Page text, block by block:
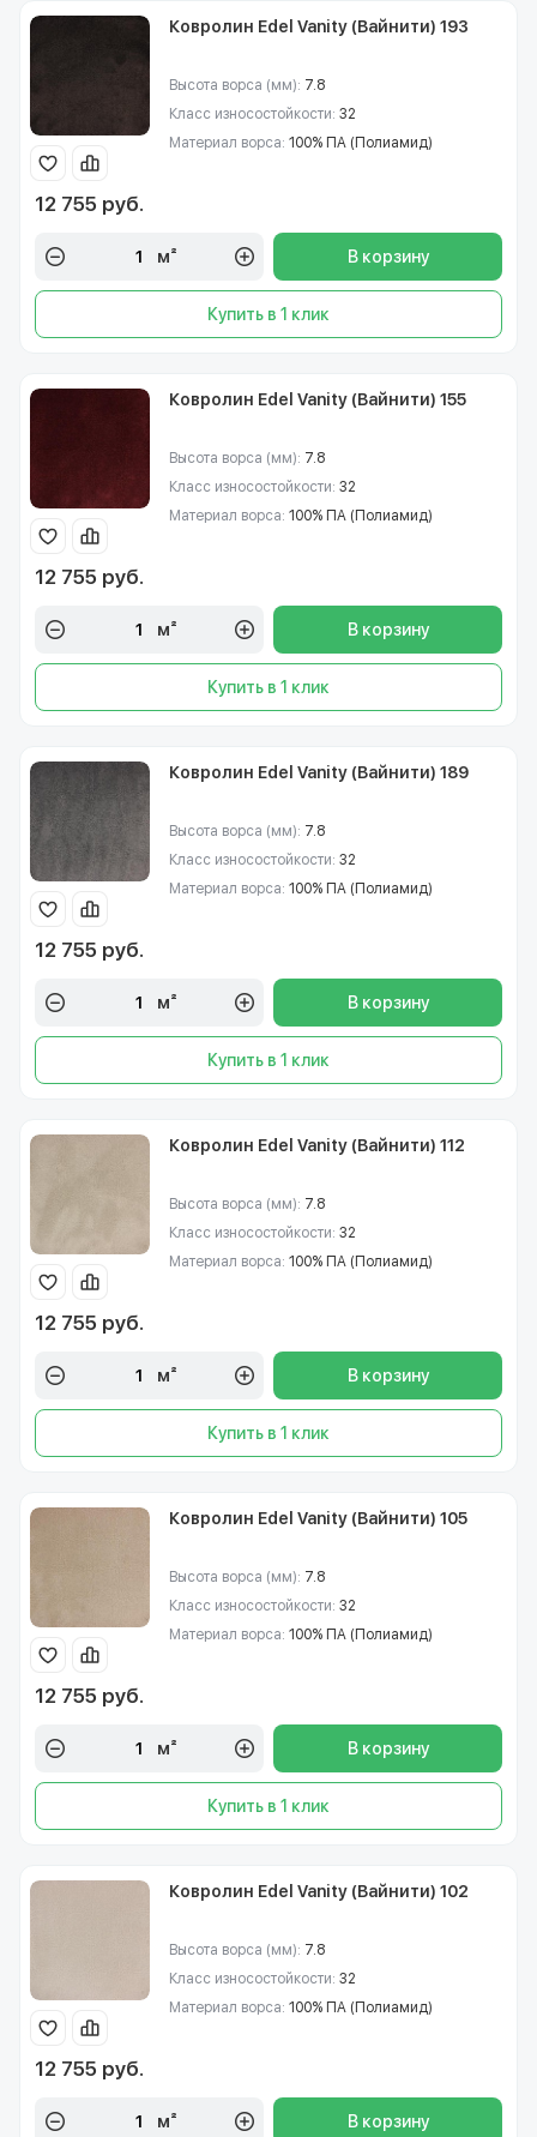
Ковролин Edel Vanity (Вайнити) 193
Высота ворса (мм): 7.8
Класс износостойкости: 32
Материал ворса: 100% ПА (Полиамид)
12 755 руб.
м² В корзину
Купить в 1 клик
Ковролин Edel Vanity (Вайнити) 155
Высота ворса (мм): 7.8
Класс износостойкости: 32
Материал ворса: 100% ПА (Полиамид)
12 755 руб.
м² В корзину
Купить в 1 клик
Ковролин Edel Vanity (Вайнити) 189
Высота ворса (мм): 7.8
Класс износостойкости: 32
Материал ворса: 100% ПА (Полиамид)
12 755 руб.
м² В корзину
Купить в 1 клик
Ковролин Edel Vanity (Вайнити) 112
Высота ворса (мм): 7.8
Класс износостойкости: 32
Материал ворса: 100% ПА (Полиамид)
12 755 руб.
м² В корзину
Купить в 1 клик
Ковролин Edel Vanity (Вайнити) 105
Высота ворса (мм): 7.8
Класс износостойкости: 32
Материал ворса: 100% ПА (Полиамид)
12 755 руб.
м² В корзину
Купить в 1 клик
Ковролин Edel Vanity (Вайнити) 102
Высота ворса (мм): 7.8
Класс износостойкости: 32
Материал ворса: 100% ПА (Полиамид)
12 755 руб.
м² В корзину